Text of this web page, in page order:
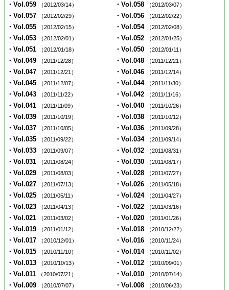
・Vol.059 （2012/03/14） ・Vol.058 （2012/03/07）
・Vol.057 （2012/02/29） ・Vol.056 （2012/02/22）
・Vol.055 （2012/02/15） ・Vol.054 （2012/02/08）
・Vol.053 （2012/02/01） ・Vol.052 （2012/01/25）
・Vol.051 （2012/01/18） ・Vol.050 （2012/01/11）
・Vol.049 （2011/12/28） ・Vol.048 （2011/12/21）
・Vol.047 （2011/12/21） ・Vol.046 （2011/12/14）
・Vol.045 （2011/12/07） ・Vol.044 （2011/11/30）
・Vol.043 （2011/11/22） ・Vol.042 （2011/11/16）
・Vol.041 （2011/11/09） ・Vol.040 （2011/10/26）
・Vol.039 （2011/10/19） ・Vol.038 （2011/10/12）
・Vol.037 （2011/10/05） ・Vol.036 （2011/09/28）
・Vol.035 （2011/09/22） ・Vol.034 （2011/09/14）
・Vol.033 （2011/09/07） ・Vol.032 （2011/08/31）
・Vol.031 （2011/08/24） ・Vol.030 （2011/08/17）
・Vol.029 （2011/08/03） ・Vol.028 （2011/07/27）
・Vol.027 （2011/07/13） ・Vol.026 （2011/05/18）
・Vol.025 （2011/05/11） ・Vol.024 （2011/04/27）
・Vol.023 （2011/04/13） ・Vol.022 （2011/03/16）
・Vol.021 （2011/03/02） ・Vol.020 （2011/01/26）
・Vol.019 （2011/01/12） ・Vol.018 （2010/12/22）
・Vol.017 （2010/12/01） ・Vol.016 （2010/11/24）
・Vol.015 （2010/11/10） ・Vol.014 （2010/11/02）
・Vol.013 （2010/10/13） ・Vol.012 （2010/09/01）
・Vol.011 （2010/07/21） ・Vol.010 （2010/07/14）
・Vol.009 （2010/07/07） ・Vol.008 （2010/06/23）